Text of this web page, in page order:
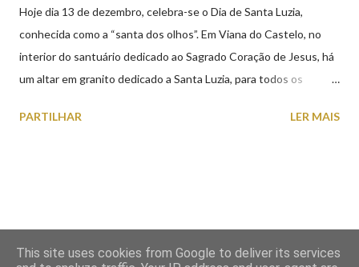
Hoje dia 13 de dezembro, celebra-se o Dia de Santa Luzia,
conhecida como a “santa dos olhos”. Em Viana do Castelo, no
interior do santuário dedicado ao Sagrado Coração de Jesus, há
um altar em granito dedicado a Santa Luzia, para todos os
uma capela dedicada a Santa Luzia construída no cimo do monte
Siracusa) conta que esta jovem italiana venerada pelos católicos,
PARTILHAR LER MAIS
This site uses cookies from Google to deliver its services